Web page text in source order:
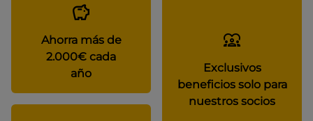
Ahorra más de
2.000€ cada
año
Exclusivos
beneficios solo para
nuestros socios